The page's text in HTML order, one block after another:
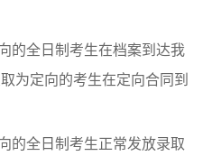
的全日制考生在档案到达我
为定向的考生在定向合同到
的全日制考生正常发放录取